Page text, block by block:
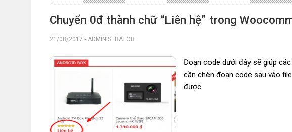
Chuyển 0đ thành chữ “Liên hệ” trong
21/08/2017 - ADMINISTRATOR
Đoạn code dưới đây sẽ giúp các
cần chèn đoạn code sau vào
được